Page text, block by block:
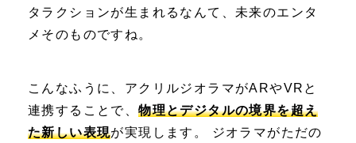
タラクションが生まれるなんて、未来のエンタ
メそのものですね。
こんなふうに、アクリルジオラマがARやVRと
連携することで、物理とデジタルの境界を超え
た新しい表現が実現します。 ジオラマがただの